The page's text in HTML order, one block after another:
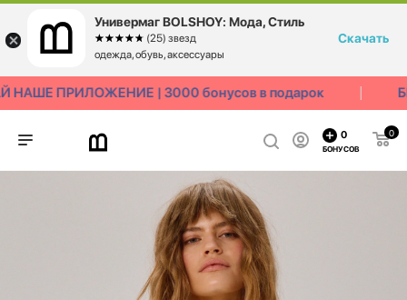
ПРИЛОЖЕНИЕ | 3000 бонусов в подарок
0
0
БОНУСОВ
Универмаг BOLSHOY: Мода, Стиль
☆☆☆☆☆
★★★★★ (25) звезд
одежда, обувь, аксессуары
Скачать